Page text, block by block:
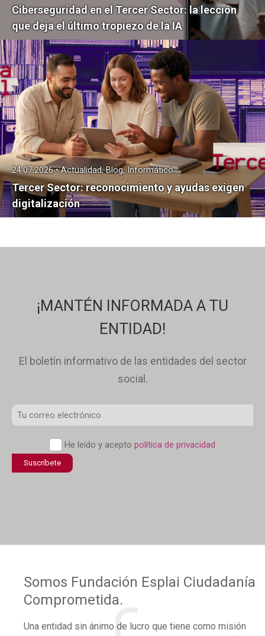
Ciberseguridad en el Tercer Sector: la lección
que deja el último tropiezo de la IA
Tercer Sector: reconocimiento y ayudas exigen
digitalización
24.07.2026 • Actualidad, Blog, Informático
¡MANTÉN INFORMADA A TU
ENTIDAD!
El boletín informativo de las entidades del sector
social.
*
Política
He leído y acepto política de privacidad
Somos Fundación Esplai Ciudadanía
Comprometida.
Una entidad sin ánimo de lucro que tiene como misión